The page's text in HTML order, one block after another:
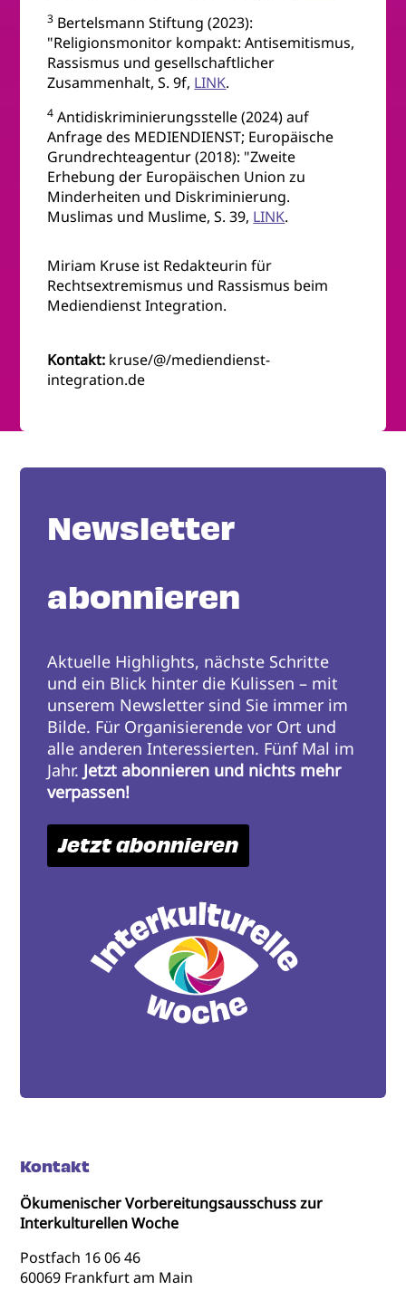
3 Bertelsmann Stiftung (2023):
"Religionsmonitor kompakt: Antisemitismus,
Rassismus und gesellschaftlicher
Zusammenhalt, S. 9f, LINK.
4 Antidiskriminierungsstelle (2024) auf
Anfrage des MEDIENDIENST; Europäische
Grundrechteagentur (2018): "Zweite
Erhebung der Europäischen Union zu
Minderheiten und Diskriminierung.
Muslimas und Muslime, S. 39, LINK.
Miriam Kruse ist Redakteurin für
Rechtsextremismus und Rassismus beim
Mediendienst Integration.
Kontakt: kruse/@/mediendienst-
integration.de
Newsletter
abonnieren
Aktuelle Highlights, nächste Schritte
und ein Blick hinter die Kulissen – mit
unserem Newsletter sind Sie immer im
Bilde. Für Organisierende vor Ort und
alle anderen Interessierten. Fünf Mal im
Jahr. Jetzt abonnieren und nichts mehr
verpassen!
Jetzt abonnieren
Kontakt
Ökumenischer Vorbereitungsausschuss zur
Interkulturellen Woche
Postfach 16 06 46
60069 Frankfurt am Main